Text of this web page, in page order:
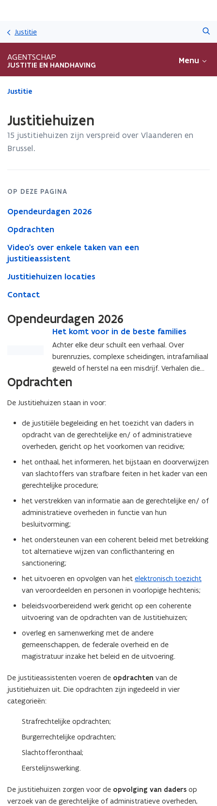
Justitie
AGENTSCHAP
JUSTITIE EN HANDHAVING Menu
Gedaan
bevindt
op:
Justitie
Justitiehuizen
15 justitiehuizen zijn verspreid over Vlaanderen en
Brussel.
OP DEZE PAGINA
Opendeurdagen 2026
Opdrachten
Video's over enkele taken van een
justitieassistent
Justitiehuizen locaties
Contact
Opendeurdagen 2026
m
v
Het komt voor in de beste families
H
e
t
k
o
m
v
o
r
i
d
e
b
s
t
e
a
m
i
l
e
s
Achter elke deur schuilt een verhaal. Over
burenruzies, complexe scheidingen, intrafamiliaal
geweld of herstel na een misdrijf. Verhalen die
soms dichterbij komen dan we denken. Na het
openen ook dit jaar verschillende Justitiehuizen
Ontdek wat Justitiehuizen écht doen, en waarom
dat ons allemaal aanbelangt.
Opdrachten
De Justitiehuizen staan in voor:
de justitiële begeleiding en het toezicht van daders in
opdracht van de gerechtelijke en/ of administratieve
overheden, gericht op het voorkomen van recidive;
het onthaal, het informeren, het bijstaan en doorverwijzen
van slachtoffers van strafbare feiten in het kader van een
gerechtelijke procedure;
het verstrekken van informatie aan de gerechtelijke en/ of
administratieve overheden in functie van hun
besluitvorming;
het ondersteunen van een coherent beleid met betrekking
tot alternatieve wijzen van conflicthantering en
sanctionering;
het uitvoeren en opvolgen van het elektronisch toezicht
van veroordeelden en personen in voorlopige hechtenis;
beleidsvoorbereidend werk gericht op een coherente
uitvoering van de opdrachten van de Justitiehuizen;
overleg en samenwerking met de andere
gemeenschappen, de federale overheid en de
magistratuur inzake het beleid en de uitvoering.
De justitieassistenten voeren de opdrachten van de
justitiehuizen uit. Die opdrachten zijn ingedeeld in vier
categorieën:
Strafrechtelijke opdrachten;
Burgerrechtelijke opdrachten;
Slachtofferonthaal;
Eerstelijnswerking.
De justitiehuizen zorgen voor de opvolging van daders op
verzoek van de gerechtelijke of administratieve overheden,